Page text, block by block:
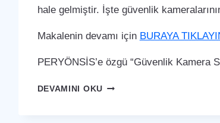
hale gelmiştir. İşte güvenlik
Makalenin devamı için BURAYA
PERYÖNSİS’e özgü “Güvenlik Kamera
DEVAMINI OKUYEŞILHISAR